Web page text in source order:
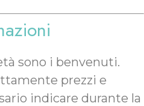
sono i benvenuti.
prezzi e
indicare durante la